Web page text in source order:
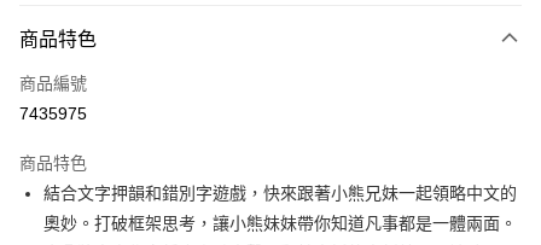
信用卡一次付款
超商取貨付款
Apple Pay
街口支付
商品特色
商品編號
7435975
商品特色
結合文字押韻和錯別字遊戲，快來跟著小熊兄妹一起領略中文的
奧妙。打破框架思考，讓小熊妹妹帶你知道凡事都是一體兩面。